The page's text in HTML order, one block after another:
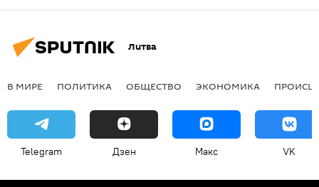
Литва
В МИРЕ ПОЛИТИКА ОБЩЕСТВО ЭКОНОМИКА
Telegram Дзен Макс VK